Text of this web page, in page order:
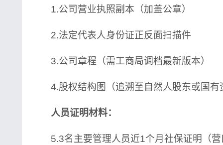
1.公司营业执照副本（加盖公章）
2.法定代表人身份证正反面扫描件
3.公司章程（需工商局调档最新版本）
4.股权结构图（追溯至自然人股东或国有
人员证明材料：
5.3名主要管理人员近1个月社保证明（营